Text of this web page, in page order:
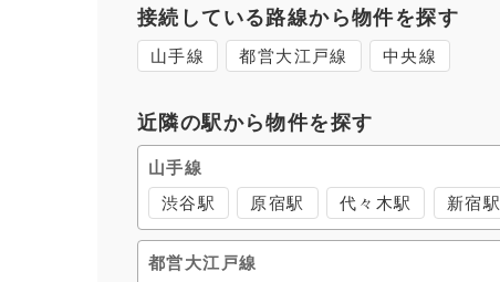
接続している路線から物件を探す
山手線 都営大江戸線 中央線
近隣の駅から物件を探す
山手線
渋谷駅 原宿駅 代々木駅 新宿駅
都営大江戸線